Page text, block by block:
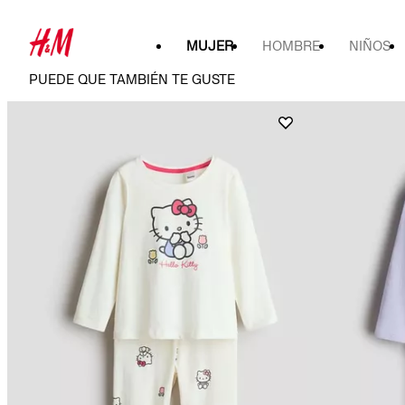
MUJER HOMBRE NIÑOS
PUEDE QUE TAMBIÉN TE GUSTE